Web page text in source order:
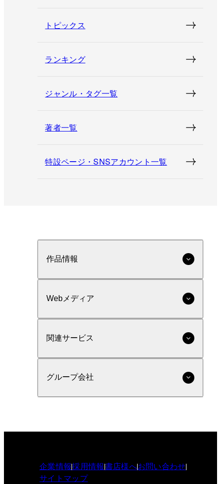
トピックス
ランキング
ジャンル・タグ一覧
著者一覧
特設ページ・SNSアカウント一覧
作品情報
Webメディア
関連サービス
グループ会社
企業情報採用情報書店様へお問い合わせ
サイトマップ